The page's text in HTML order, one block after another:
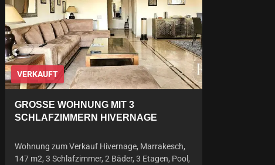
VERKAUFT
GROSSE WOHNUNG MIT 3 S
CHLAFZIMMERN HIVERNAGE
Wohnung zum Verkauf Hivernage, Marrakesch,
147 m2, 3 Schlafzimmer, 2 Bäder, 3 Etagen, Pool,